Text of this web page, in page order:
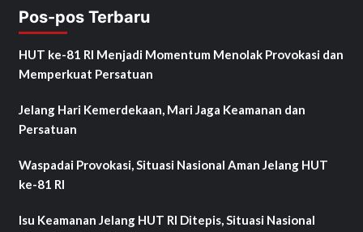
Pos-pos Terbaru
HUT ke-81 RI Menjadi Momentum Menolak Provokasi dan
Memperkuat Persatuan
Jelang Hari Kemerdekaan, Mari Jaga Keamanan dan
Persatuan
Waspadai Provokasi, Situasi Nasional Aman Jelang HUT
ke-81 RI
Isu Keamanan Jelang HUT RI Ditepis, Situasi Nasional